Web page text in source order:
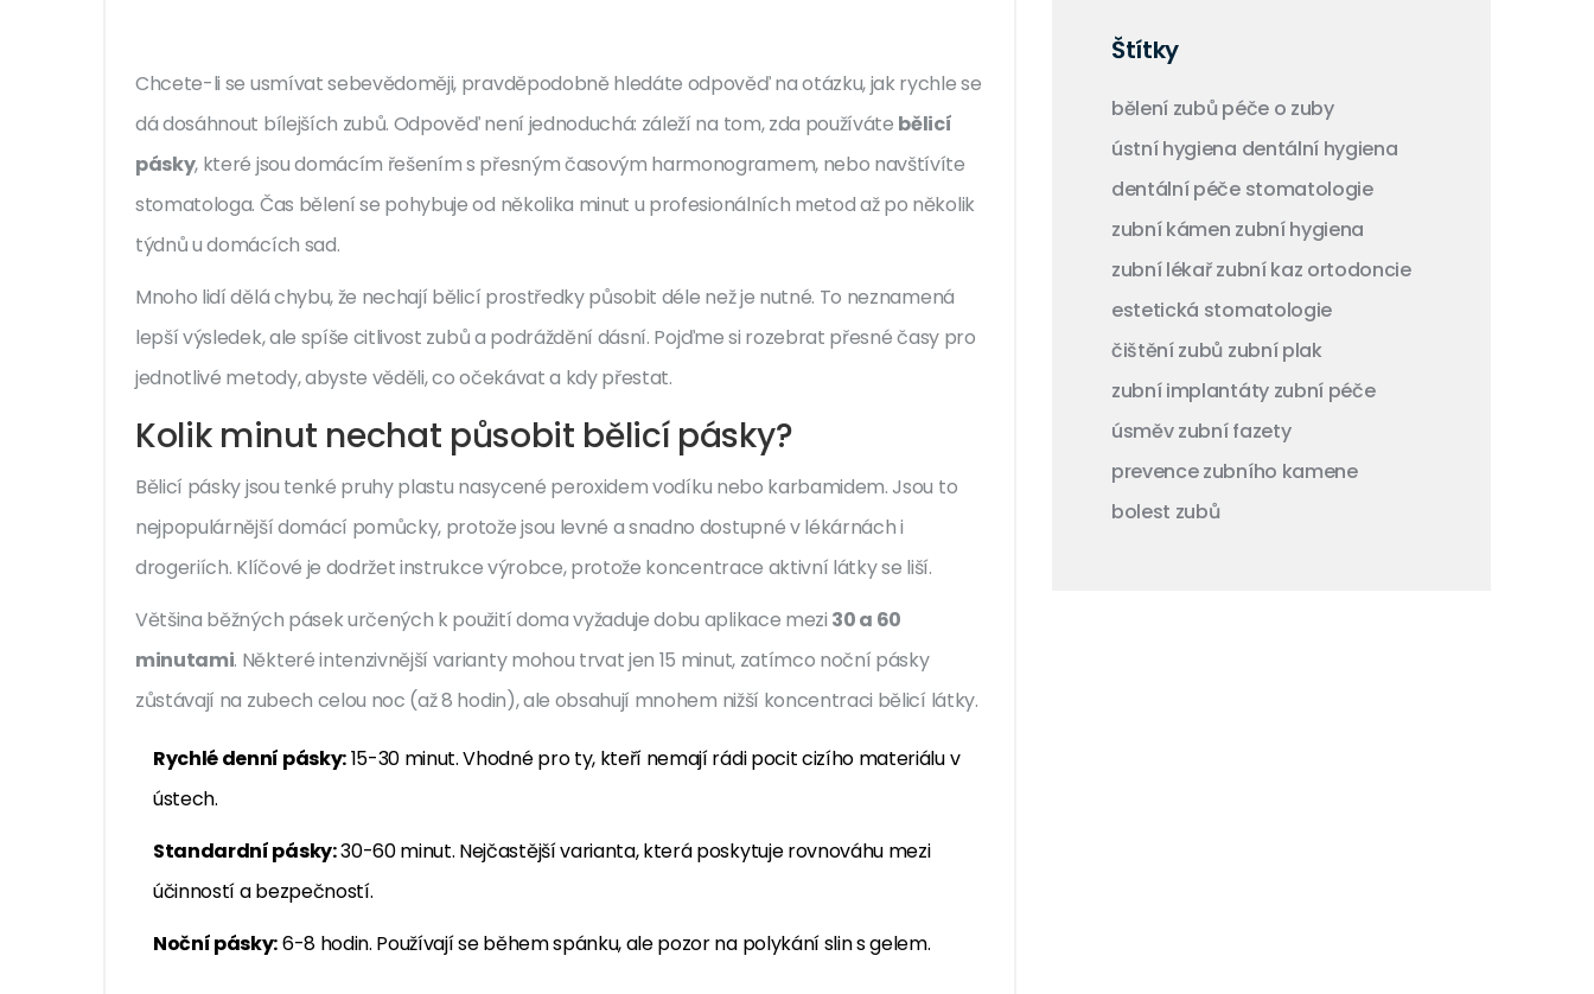
Chcete-li se usmívat sebevědoměji, pravděpodobně hledáte odpověď na otázku, jak rychle se
dá dosáhnout bílejších zubů. Odpověď není jednoduchá: záleží na tom, zda používáte bělicí
pásky, které jsoudomácím řešením s přesným časovým harmonogramem, nebo navštívíte
stomatologa. Čas bělení se pohybuje od několika minut u profesionálních metod až po několik
týdnů u domácích sad.
Mnoho lidí dělá chybu, že nechají bělicí prostředky působit déle než je nutné. To neznamená
lepší výsledek, ale spíše citlivost zubů a podráždění dásní. Pojďme si rozebrat přesné časy pro
jednotlivé metody, abyste věděli, co očekávat a kdy přestat.
Kolik minut nechat působit bělicí pásky?
Bělicí páskyjsou tenké pruhy plastu nasycené peroxidem vodíku nebo karbamidem. Jsou to
nejpopulárnější domácí pomůcky, protože jsou levné a snadno dostupné v lékárnách i
drogeriích. Klíčové je dodržet instrukce výrobce, protože koncentrace aktivní látky se liší.
Většina běžných pásek určených k použití doma vyžaduje dobu aplikace mezi 30 a 60
minutami. Některé intenzivnější varianty mohou trvat jen 15 minut, zatímco noční pásky
zůstávají na zubech celou noc (až 8 hodin), ale obsahují mnohem nižší koncentraci bělicí látky.
Rychlé denní pásky:15-30 minut. Vhodné pro ty, kteří nemají rádi pocit cizího materiálu v
ústech.
Standardní pásky:30-60 minut. Nejčastější varianta, která poskytuje rovnováhu mezi
účinností a bezpečností.
Noční pásky:6-8 hodin. Používají se během spánku, ale pozor na polykání slin s gelem.
Štítky
bělení zubů péče o zuby
ústní hygiena dentální hygiena
dentální péče stomatologie
zubní kámen zubní hygiena
zubní lékařzubní kaz ortodoncie
estetická stomatologie
čištění zubů zubní plak
zubní implantáty zubní péče
úsměvzubní fazety
prevence zubního kamene
bolest zubů